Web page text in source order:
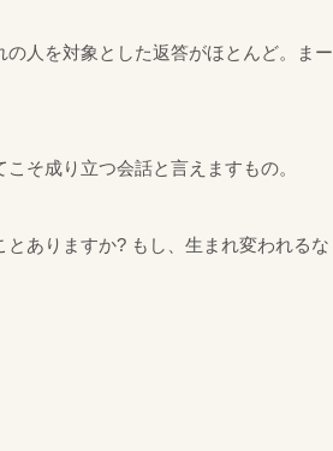
人を対象とした返答がほとんど。まー
そ成り立つ会話と言えますもの。
ありますか? もし、生まれ変われるな